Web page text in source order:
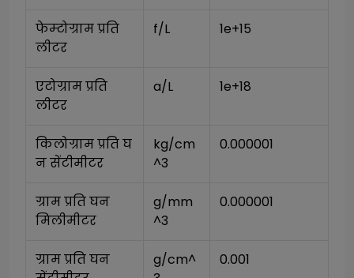
फेम्टोग्राम प्रति
लीटर
f/L 1e+15
एटोग्राम प्रति
लीटर
a/L 1e+18
किलोग्राम प्रति घ
न सेंटीमीटर
kg/cm
^3
0.000001
ग्राम प्रति घन
मिलीमीटर
g/mm
^3
0.000001
ग्राम प्रति घन
g/cm^
0.001